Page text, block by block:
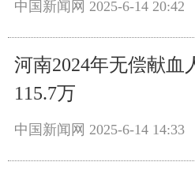
中国新闻网 2025-6-14 20:42
河南2024年无偿献血
115.7万
中国新闻网 2025-6-14 14:33